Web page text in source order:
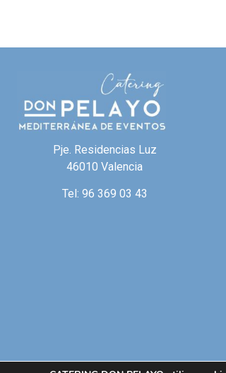
Pje. Residencias Luz
46010 Valencia
Tel: 96 369 03 43